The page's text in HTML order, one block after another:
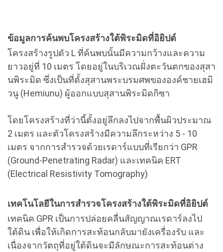
ข้อมูลการค้นพบโครงสร้างใต้พิระมิดที่อิยิปต์
โครงสร้างรูปตัว L ที่ค้นพบนั้นมีความกว้างและความ
ยาวอยู่ที่ 10 เมตร โดยอยู่ในบริเวณฝั่งตะวันตกของสุสา
นพิระมิด ซึ่งเป็นที่ตั้งสุสานพระบรมศพขององค์ชายเฮมิ
วนู (Hemiunu) ผู้ออกแบบสุสานพิระมิดกิซา
โดยโครงสร้างที่ว่านี้ตั้งอยู่ลึกลงไปจากพื้นผิวประมาณ
2 เมตร และตัวโครงสร้างมีความลึกระหว่าง 5 - 10
เมตร จากการสำรวจด้วยเรดาร์แบบที่เรียกว่า GPR
(Ground-Penetrating Radar) และเทคนิค ERT
(Electrical Resistivity Tomography)
เทคโนโลยีในการสำรวจโครงสร้างใต้พิระมิดที่อิยิปต์
เทคนิค GPR เป็นการปล่อยคลื่นสัญญาณเรดาร์ลงไป
ใต้ดิน เพื่อให้เกิดการสะท้อนกลับมายังเครื่องรับ และ
เนื่องจากวัตถุที่อยู่ใต้ดินจะมีลักษณะการสะท้อนต่าง